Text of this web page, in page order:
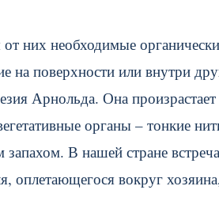
них необходимые
на поверхности или внутри
Арнольда. Она произрастает
органы – тонкие
В нашей стране
оплетающегося вокруг